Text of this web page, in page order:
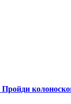
Пройди